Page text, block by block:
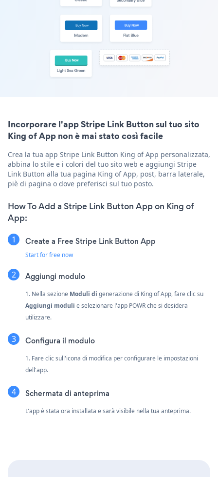
Incorporare l'app Stripe Link Button sul tuo sito
King of App non è mai stato così facile
Crea la tua app Stripe Link Button King of App personalizzata,
abbina lo stile e i colori del tuo sito web e aggiungi Stripe
Link Button alla tua pagina King of App, post, barra laterale,
piè di pagina o dove preferisci sul tuo posto.
How To Add a Stripe Link Button App on King of
App:
Create a Free Stripe Link Button App
Start for free now
Aggiungi modulo
1. Nella sezione Moduli di generazione di King of App, fare clic su
Aggiungi moduli e selezionare l'app POWR che si desidera
utilizzare.
Configura il modulo
1. Fare clic sull'icona di modifica per configurare le impostazioni
dell'app.
Schermata di anteprima
L'app è stata ora installata e sarà visibile nella tua anteprima.